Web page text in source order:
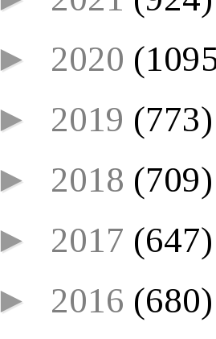
► 2020
► 2019 (773)
► 2018 (709)
► 2017 (647)
► 2016 (680)